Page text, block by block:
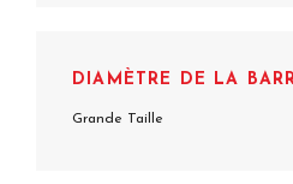
DIAMÈTRE DE LA
Grande Taille